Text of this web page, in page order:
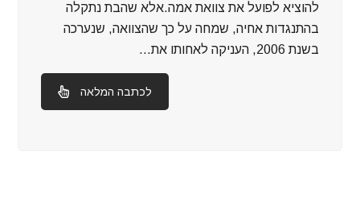
להוציא לפועל את צוואת אמה.אלא שהבת נתקלה
בהתנגדות אחיה, שמחה על כך שהצוואה, שנערכה
בשנת 2006, העניקה לאחותו את…
לכתבה המלאה